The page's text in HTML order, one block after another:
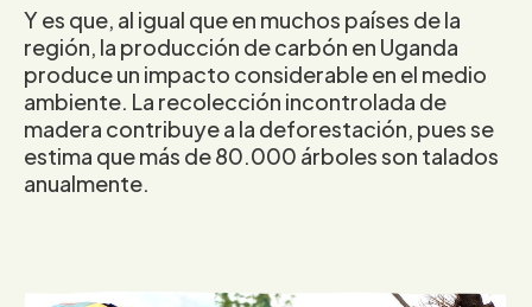
Y es que, al igual que en muchos países de la
región, la producción de carbón en Uganda
produce un impacto considerable en el medio
ambiente. La recolección incontrolada de
madera contribuye a la deforestación, pues se
estima que más de 80.000 árboles son talados
anualmente.